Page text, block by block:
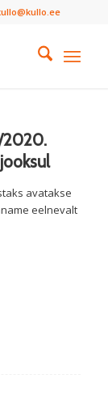
2020.
avatakse
eelnevalt